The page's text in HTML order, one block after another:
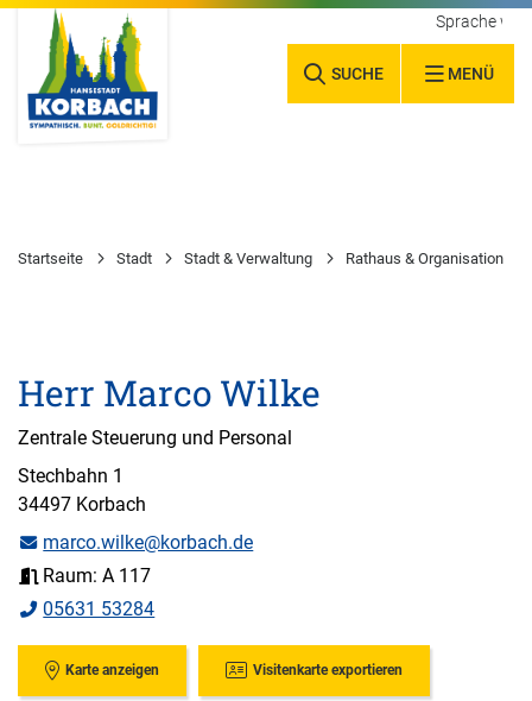
SUCHE MENÜ
Sprache
Startseite Stadt Stadt & Verwaltung Rathaus & Organisation
Herr Marco Wilke
Zentrale Steuerung und Personal
Stechbahn 1
34497 Korbach
marco.wilke@korbach.de
Raum: A 117
05631 53284
Karte anzeigen Visitenkarte exportieren